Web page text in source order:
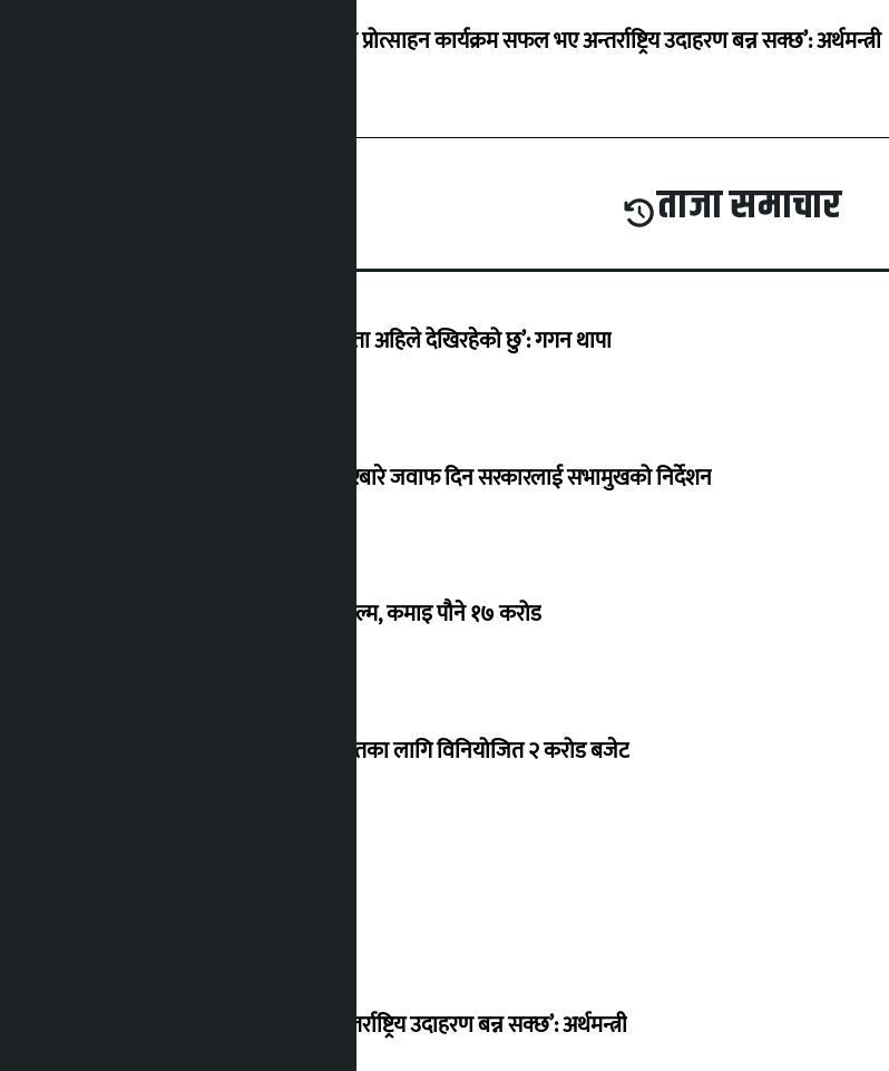
‘करदाता प्रोत्साहन कार्यक्रम सफल भए अन्तर्राष्ट्रिय उदाहरण बन्न सक्छ’: अर्थमन्त्री
ताजा समाचार
‘देशमा कहिल्यै नभएको शासकीय अराजकता अहिले देखिरहेको छु’: गगन थापा
सांसद यादवले उठाएको ढल्केबर ट्रमा सेन्टरबारे जवाफ दिन सरकारलाई सभामुखको निर्देशन
‘गौंथली’ बन्यो धेरै कमाउने सातौं नेपाली फिल्म, कमाइ पौने १७ करोड
शेखरले अस्वीकार गरे कोइराला निवास मर्मतका लागि विनियोजित २ करोड बजेट
‘करदाता प्रोत्साहन कार्यक्रम सफल भए अन्तर्राष्ट्रिय उदाहरण बन्न सक्छ’: अर्थमन्त्री